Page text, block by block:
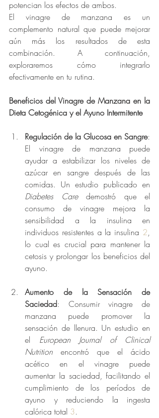
potencian los efectos de ambos.
El vinagre de manzana es un
complemento natural que puede mejorar
aún más los resultados de esta
combinación. A continuación,
exploraremos cómo integrarlo
efectivamente en tu rutina.
Beneficios del Vinagre de Manzana en la
Dieta Cetogénica y el Ayuno Intermitente
Regulación de la Glucosa en Sangre:
El vinagre de manzana puede
ayudar a estabilizar los niveles de
azúcar en sangre después de las
Diabetes Care demostró que el
consumo de vinagre mejora la
sensibilidad a la insulina en
individuos resistentes a la insulina 2,
lo cual es crucial para mantener la
cetosis y prolongar los beneficios del
ayuno.
Aumento de la Sensación de
Saciedad: Consumir vinagre de
manzana puede promover la
sensación de llenura. Un estudio en
el European Journal of Clinical
Nutrition encontró que el ácido
acético en el vinagre puede
aumentar la saciedad, facilitando el
cumplimiento de los períodos de
ayuno y reduciendo la ingesta
calórica total 3.